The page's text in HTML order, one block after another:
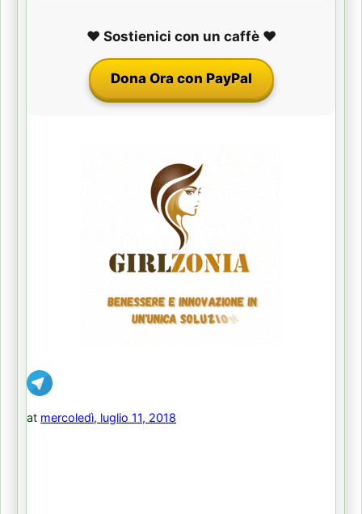
❤️ Sostienici con un caffè ❤️
Dona Ora con PayPal
at mercoledì, luglio 11, 2018